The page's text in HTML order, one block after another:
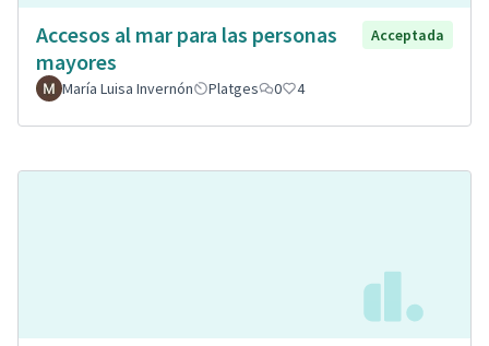
Accesos al mar para las personas
mayores
Acceptada
María Luisa Invernón Platges 0 4